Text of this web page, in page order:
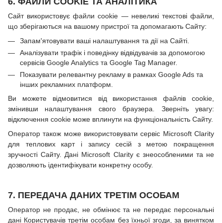
Сайт використовує файли cookie — невеликі текстові файли,
що зберігаються на вашому пристрої та допомагають Сайту:
Запам'ятовувати ваші налаштування та дії на Сайті.
Аналізувати трафік і поведінку відвідувачів за допомогою
сервісів Google Analytics та Google Tag Manager.
Показувати релевантну рекламу в рамках Google Ads та
інших рекламних платформ.
Ви можете відмовитися від використання файлів cookie,
змінивши налаштування свого браузера. Зверніть увагу:
відключення cookie може вплинути на функціональність Сайту.
Оператор також може використовувати сервіс Microsoft Clarity
для теплових карт і запису сесій з метою покращення
зручності Сайту. Дані Microsoft Clarity є знеособленими та не
дозволяють ідентифікувати конкретну особу.
7. ПЕРЕДАЧА ДАНИХ ТРЕТІМ ОСОБАМ
Оператор не продає, не обмінює та не передає персональні
дані Користувачів третім особам без їхньої згоди, за винятком